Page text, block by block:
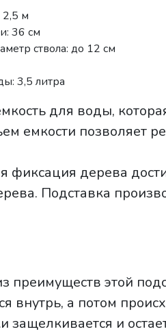
2,5 м
36 см
ствола: до 12 см
3,5 литра
для воды,
емкости позволяет
фиксация дерева
Подставка
преимуществ этой
внутрь, а потом
защелкивается и